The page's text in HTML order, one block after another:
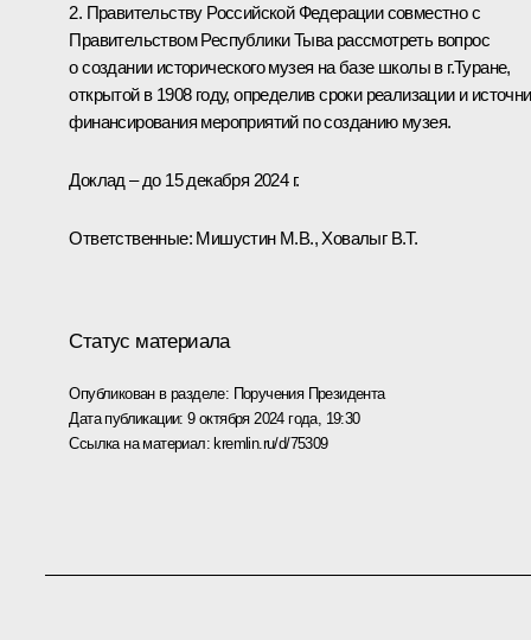
2. Правительству Российской Федерации совместно c
Правительством Республики Тыва рассмотреть вопрос
о создании исторического музея на базе школы в г.Туране,
открытой в 1908 году, определив сроки реализации и
финансирования мероприятий по созданию музея.
Доклад – до 15 декабря 2024 г.
Ответственные: Мишустин М.В., Ховалыг В.Т.
Статус материала
Опубликован в разделе: Поручения Президента
Дата публикации:9 октября 2024 года, 19:30
Ссылка на материал: kremlin.ru/d/75309